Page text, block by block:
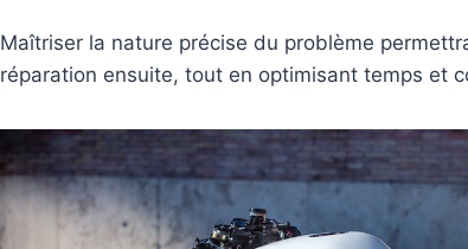
Maîtriser la nature précise du problème
réparation ensuite, tout en optimisant temps et